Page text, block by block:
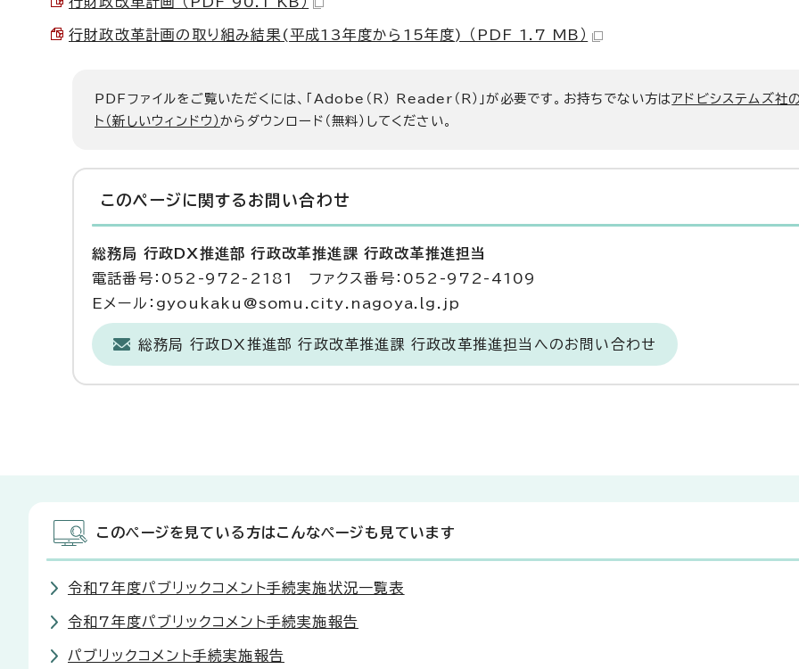
行財政改革計画の取り組み結果(平成13年度から15年度) （PDF 1.7 MB）
PDFファイルをご覧いただくには、「Adobe（R） Reader（R）」が必要です。お持ちでない方はアドビシステムズ社
ト（新しいウィンドウ）からダウンロード（無料）してください。
このページに関する お問い合わせ
総務局 行政DX推進部 行政改革推進課 行政改革推進担当
電話番号：052-972-2181 ファクス番号：052-972-4109
Eメール：gyoukaku@somu.city.nagoya.lg.jp
総務局 行政DX推進部 行政改革推進課 行政改革推進担当へのお問い合わせ
このページを見ている方はこんなページも見ています
令和7年度パブリックコメント手続実施状況一覧表
令和7年度パブリックコメント手続実施報告
パブリックコメント手続実施報告